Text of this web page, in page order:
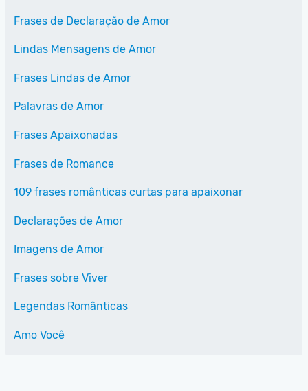
Frases de Declaração de Amor
Lindas Mensagens de Amor
Frases Lindas de Amor
Palavras de Amor
Frases Apaixonadas
Frases de Romance
109 frases românticas curtas para apaixonar
Declarações de Amor
Imagens de Amor
Frases sobre Viver
Legendas Românticas
Amo Você